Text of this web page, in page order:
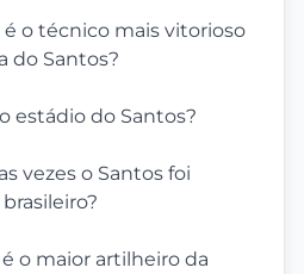
o técnico mais vitorioso
do Santos?
estádio do Santos?
vezes o Santos foi
o maior artilheiro da